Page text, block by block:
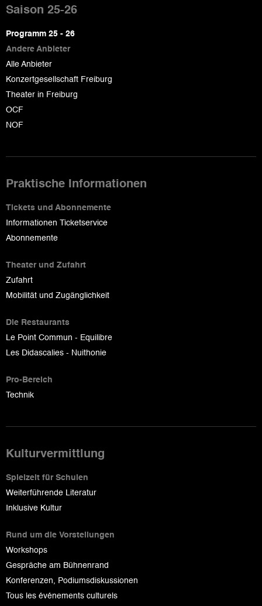
de
page
Saison 25-26
Programm 25 - 26
Andere Anbieter
Alle Anbieter
Konzertgesellschaft Freiburg
Theater in Freiburg
OCF
NOF
Praktische Informationen
Tickets und Abonnemente
Informationen Ticketservice
Abonnemente
Theater und Zufahrt
Zufahrt
Mobilität und Zugänglichkeit
Die Restaurants
Le Point Commun - Equilibre
Les Didascalies - Nuithonie
Pro-Bereich
Technik
Kulturvermittlung
Spielzeit für Schulen
Weiterführende Literatur
Inklusive Kultur
Rund um die Vorstellungen
Workshops
Gespräche am Bühnenrand
Konferenzen, Podiumsdiskussionen
Tous les événements culturels